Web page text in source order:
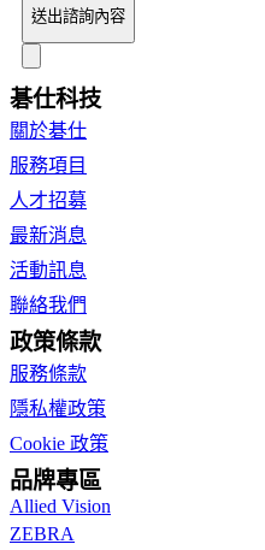
送出諮詢內容
碁仕科技
關於碁仕
服務項目
人才招募
最新消息
活動訊息
聯絡我們
政策條款
服務條款
隱私權政策
Cookie 政策
品牌專區
Allied Vision
ZEBRA